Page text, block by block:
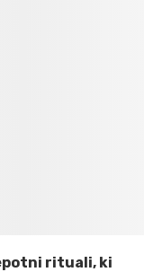
rituali, ki